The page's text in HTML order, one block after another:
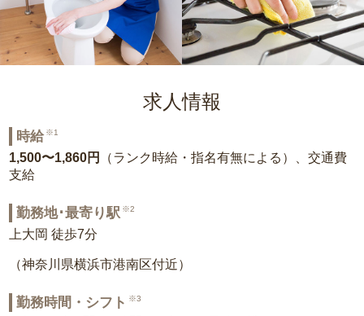
求人情報
時給 ※1
1,500〜1,860円
（ランク時給・指名有無による）、交通費
支給
勤務地･最寄り駅 ※2
上大岡 徒歩7分
（神奈川県横浜市港南区付近）
勤務時間・シフト ※3